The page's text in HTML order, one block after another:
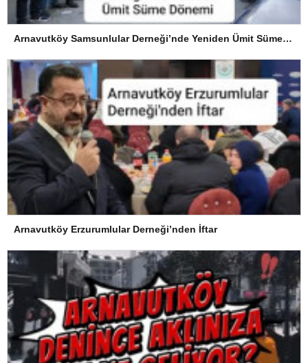
Arnavutköy Samsunlular Derneği’nde Yeniden Ümit Süme Dönemi
Arnavutköy Erzurumlular Derneği’nden İftar